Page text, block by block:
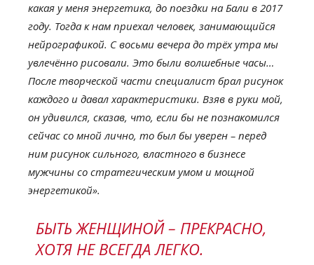
какая у меня энергетика, до поездки на Бали в 2017
году. Тогда к нам приехал человек, занимающийся
нейрографикой. С восьми вечера до трёх утра мы
увлечённо рисовали. Это были волшебные часы…
После творческой части специалист брал рисунок
каждого и давал характеристики. Взяв в руки мой,
он удивился, сказав, что, если бы не познакомился
сейчас со мной лично, то был бы уверен – перед
ним рисунок сильного, властного в бизнесе
мужчины со стратегическим умом и мощной
энергетикой».
БЫТЬ ЖЕНЩИНОЙ – ПРЕКРАСНО,
ХОТЯ НЕ ВСЕГДА ЛЕГКО.